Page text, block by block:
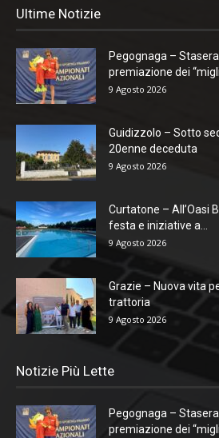
Ultime Notizie
Pegognaga –
premiazione dei
9 Agosto 2026
Guidizzolo – Sotto
20enne deceduta
9 Agosto 2026
Curtatone – All’Oasi
festa e iniziative a...
9 Agosto 2026
Grazie – Nuova vita
trattoria
9 Agosto 2026
Notizie Più Lette
Pegognaga –
premiazione dei